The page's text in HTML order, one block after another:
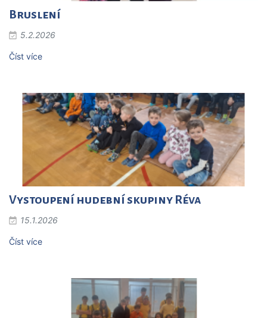
Bruslení
5.2.2026
Číst více
Vystoupení hudební skupiny Réva
15.1.2026
Číst více